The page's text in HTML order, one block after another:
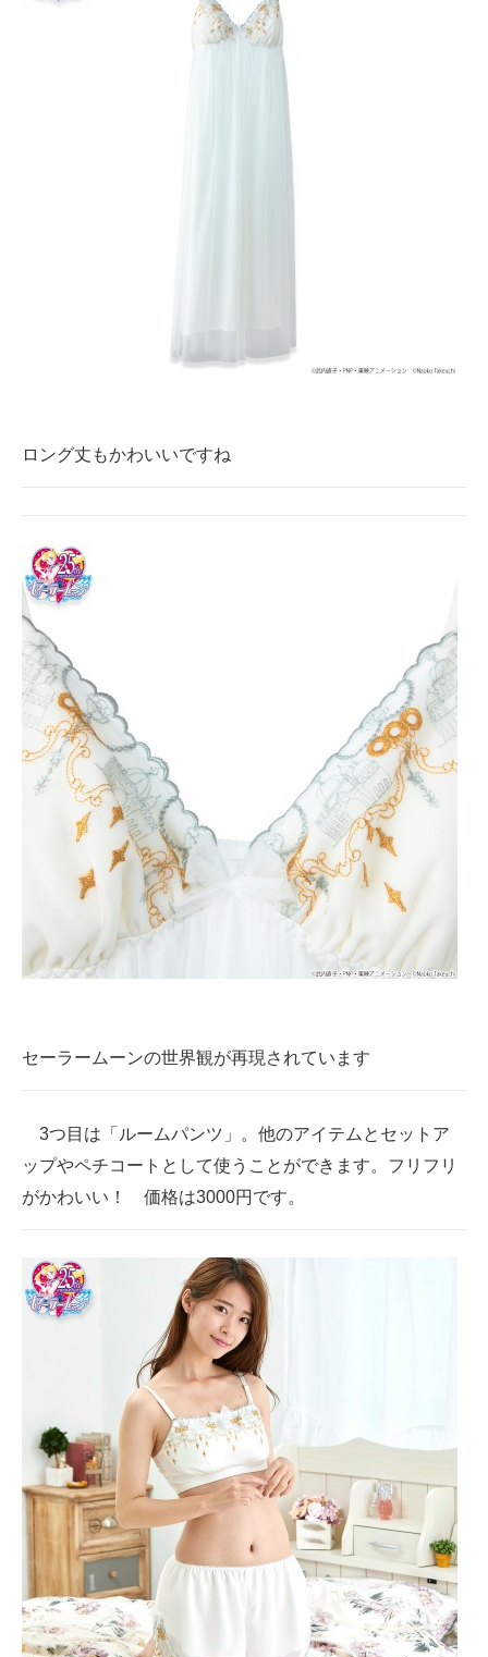
ロング丈もかわいいですね
セーラームーンの世界観が再現されています
3つ目は「ルームパンツ」。他のアイテムとセットア
ップやペチコートとして使うことができます。フリフリ
がかわいい！ 価格は3000円です。